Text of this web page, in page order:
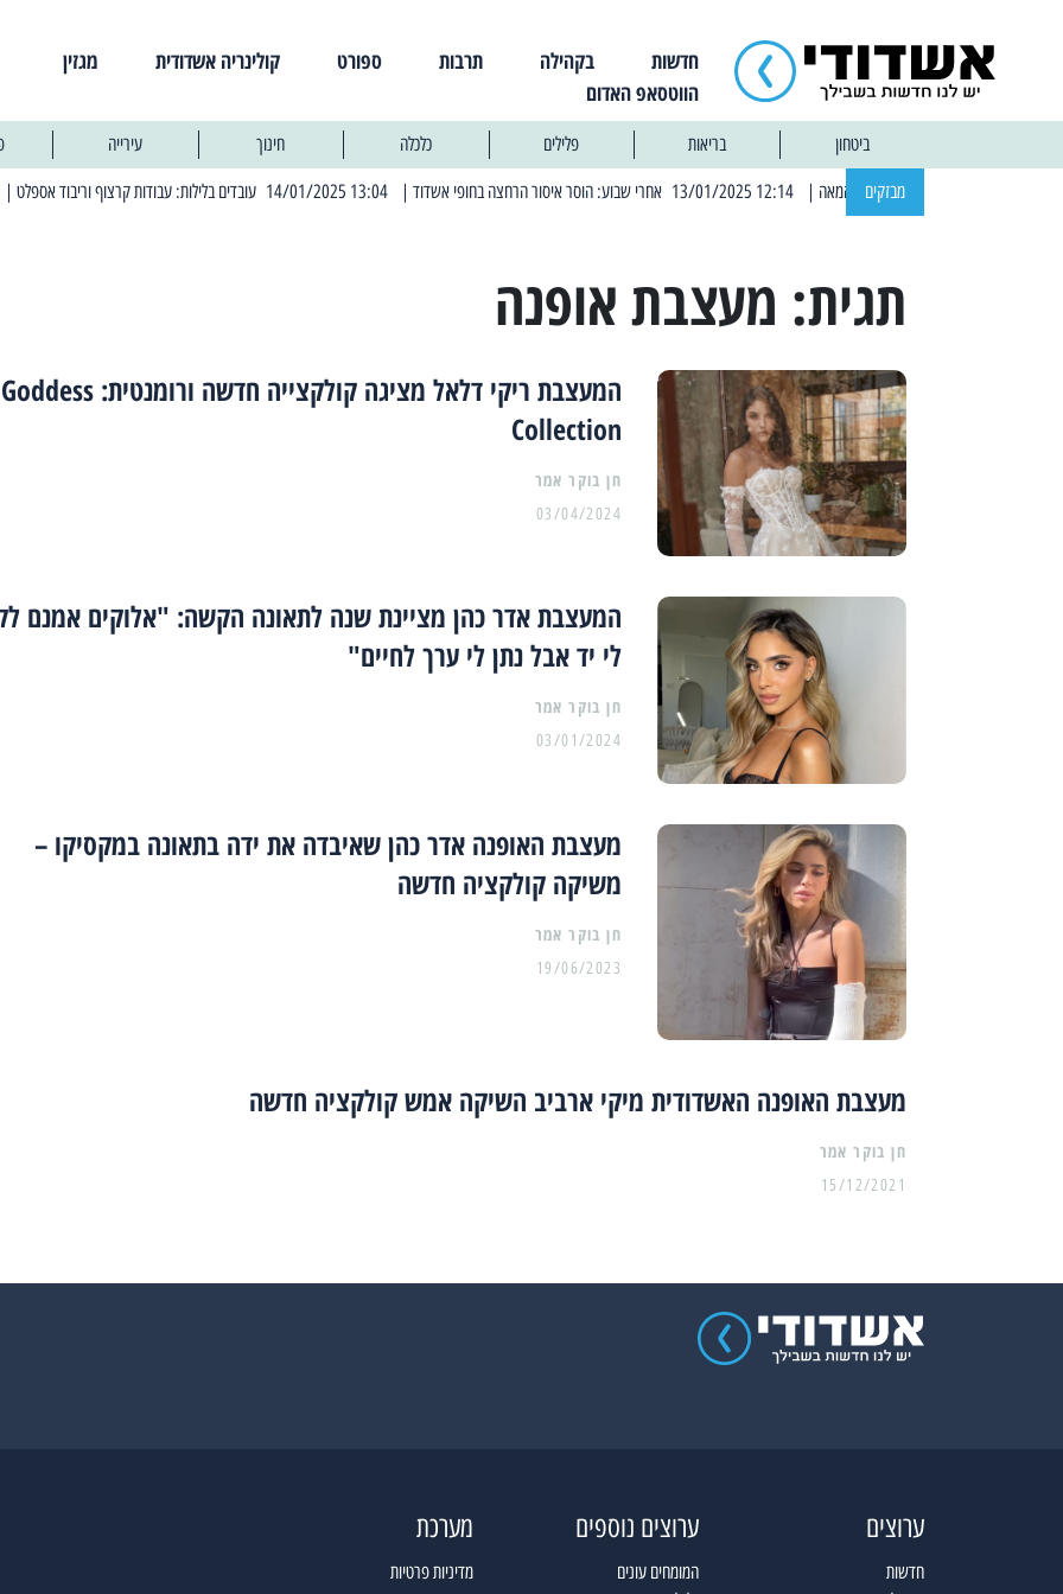
חדשות בקהילה תרבות ספורט קולינריה אשדודית
מגזין
הווטסאפ האדום
ביטחון בריאות פלילים כלכלה חינוך עירייה
מבזקים | 12:14 13/01/2025 אחרי שבוע: הוסר איסור הרחצה בחופי אשדוד | 13:04 14/01/2025 עובדים בלילות: עבודות קרצוף וריבוד אספלט | 11:30 03/03/2025 בחמישי הקרוב: הרחובות בהם תהיה הפסקת חשמל יזומה
תגית: מעצבת אופנה
המעצבת ריקי דלאל מציגה קולקצייה חדשה ורומנטית: Goddess
Collection
03/04/2024
המעצבת אדר כהן מציינת שנה לתאונה הקשה: "אלוקים אמנם
לי יד אבל נתן לי ערך לחיים"
03/01/2024
מעצבת האופנה אדר כהן שאיבדה את ידה בתאונה במקסיקו –
משיקה קולקציה חדשה
19/06/2023
מעצבת האופנה האשדודית מיקי ארביב השיקה אמש קולקציה חדשה
15/12/2021
ערוצים
חדשות
ערוצים נוספים
המומחים עונים
מערכת
מדיניות פרטיות